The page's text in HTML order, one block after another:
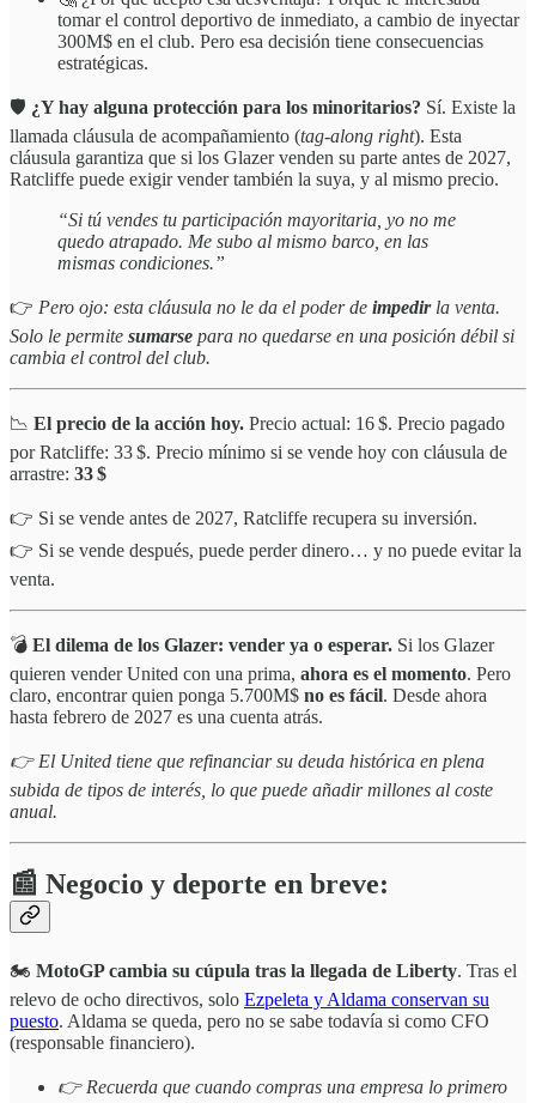
tomar el control deportivo de inmediato, a cambio de inyectar
300M$ en el club. Pero esa decisión tiene consecuencias
estratégicas.
🛡️ ¿Y hay alguna protección para los minoritarios? Sí. Existe la
llamada cláusula de acompañamiento (tag-along right). Esta
cláusula garantiza que si los Glazer venden su parte antes de 2027,
Ratcliffe puede exigir vender también la suya, y al mismo precio.
“Si tú vendes tu participación mayoritaria, yo no me
quedo atrapado. Me subo al mismo barco, en las
mismas condiciones.”
👉 Pero ojo: esta cláusula no le da el poder de impedirla venta.
Solo le permite sumarse para no quedarse en una posición débil si
cambia el control del club.
📉 El precio de la acción hoy. Precio actual: 16 $. Precio pagado
por Ratcliffe: 33 $. Precio mínimo si se vende hoy con cláusula de
arrastre: 33 $
👉 Si se vende antes de 2027, Ratcliffe recupera su inversión.
👉 Si se vende después, puede perder dinero… y no puede evitar la
venta.
💣 El dilema de los Glazer: vender ya o esperar. Si los Glazer
quieren vender United con una prima, ahora es el momento. Pero
claro, encontrar quien ponga 5.700M$ no es fácil. Desde ahora
hasta febrero de 2027 es una cuenta atrás.
👉 El United tiene que refinanciar su deuda histórica en plena
subida de tipos de interés, lo que puede añadir millones al coste
anual.
📰 Negocio y deporte en breve:
🏍️ MotoGP cambia su cúpula tras la llegada de Liberty. Tras el
relevo de ocho directivos, solo Ezpeleta y Aldama conservan su
puesto. Aldama se queda, pero no se sabe todavía si como CFO
(responsable financiero).
👉 Recuerda que cuando compras una empresa lo primero